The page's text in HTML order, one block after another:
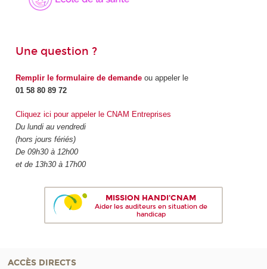
Une question ?
Remplir le formulaire de demandeou appeler le
01 58 80 89 72
Cliquez ici pour appeler le CNAM Entreprises
Du lundi au vendredi
(hors jours fériés)
De 09h30 à 12h00
et de 13h30 à 17h00
MISSION HANDI'CNAM
Aider les auditeurs en situation de
handicap
ACCÈS DIRECTS